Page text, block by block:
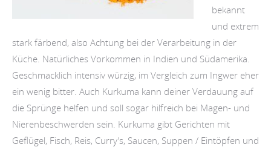
bekannt
und extrem
stark färbend, also Achtung bei der Verarbeitung in der
Küche. Natürliches Vorkommen in Indien und Südamerika.
Geschmacklich intensiv würzig, im Vergleich zum Ingwer eher
ein wenig bitter. Auch Kurkuma kann deiner Verdauung auf
die Sprünge helfen und soll sogar hilfreich bei Magen- und
Nierenbeschwerden sein. Kurkuma gibt Gerichten mit
Geflügel, Fisch, Reis, Curry’s, Saucen, Suppen / Eintöpfen und